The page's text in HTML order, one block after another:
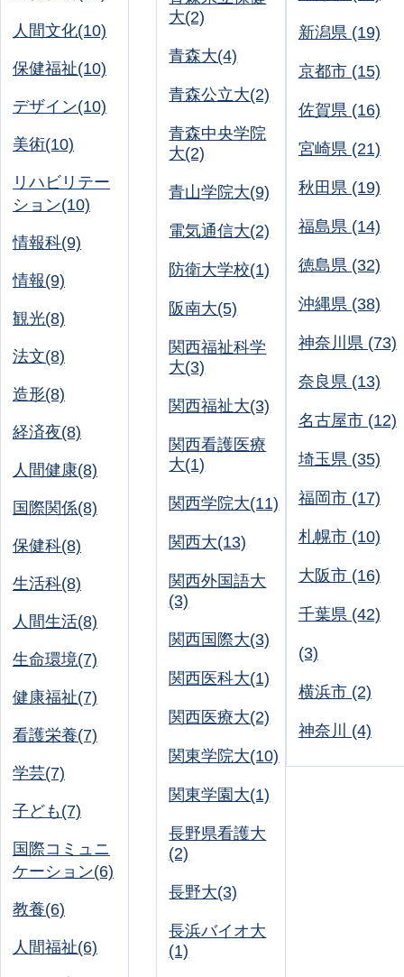
人間文化(10)
保健福祉(10)
デザイン(10)
美術(10)
リハビリテー
ション(10)
情報科(9)
情報(9)
観光(8)
法文(8)
造形(8)
経済夜(8)
人間健康(8)
国際関係(8)
保健科(8)
生活科(8)
人間生活(8)
生命環境(7)
健康福祉(7)
看護栄養(7)
学芸(7)
子ども(7)
国際コミュニ
ケーション(6)
教養(6)
人間福祉(6)
大(2)
青森大(4)
青森公立大(2)
青森中央学院
大(2)
青山学院大(9)
電気通信大(2)
防衛大学校(1)
阪南大(5)
関西福祉科学
大(3)
関西福祉大(3)
関西看護医療
大(1)
関西学院大(11)
関西大(13)
関西外国語大
(3)
関西国際大(3)
関西医科大(1)
関西医療大(2)
関東学院大(10)
関東学園大(1)
長野県看護大
(2)
長野大(3)
長浜バイオ大
(1)
新潟県 (19)
京都市 (15)
佐賀県 (16)
宮崎県 (21)
秋田県 (19)
福島県 (14)
徳島県 (32)
沖縄県 (38)
神奈川県 (73)
奈良県 (13)
名古屋市 (12)
埼玉県 (35)
福岡市 (17)
札幌市 (10)
大阪市 (16)
千葉県 (42)
(3)
横浜市 (2)
神奈川 (4)